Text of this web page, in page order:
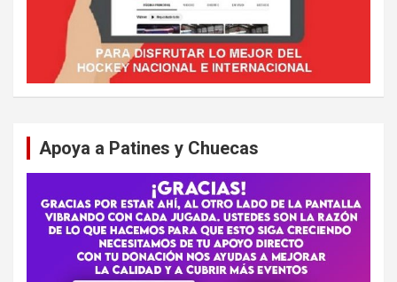
Apoya a Patines y Chuecas